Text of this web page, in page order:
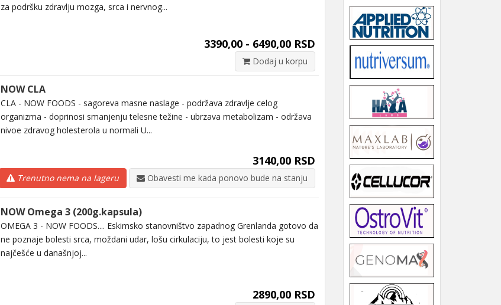
za podršku zdravlju mozga, srca i nervnog...
3390,00 - 6490,00 RSD
Dodaj u korpu
NOW CLA
CLA - NOW FOODS - sagoreva masne naslage - podržava zdravlje celog
organizma - doprinosi smanjenju telesne težine - ubrzava metabolizam - održava
nivoe zdravog holesterola u normali U...
3140,00 RSD
Trenutno nema na lageru Obavesti me kada ponovo bude na stanju
NOW Omega 3 (200g.kapsula)
OMEGA 3 - NOW FOODS.... Eskimsko stanovništvo zapadnog Grenlanda gotovo da
ne poznaje bolesti srca, moždani udar, lošu cirkulaciju, to jest bolesti koje su
najčešće u današnjoj...
2890,00 RSD